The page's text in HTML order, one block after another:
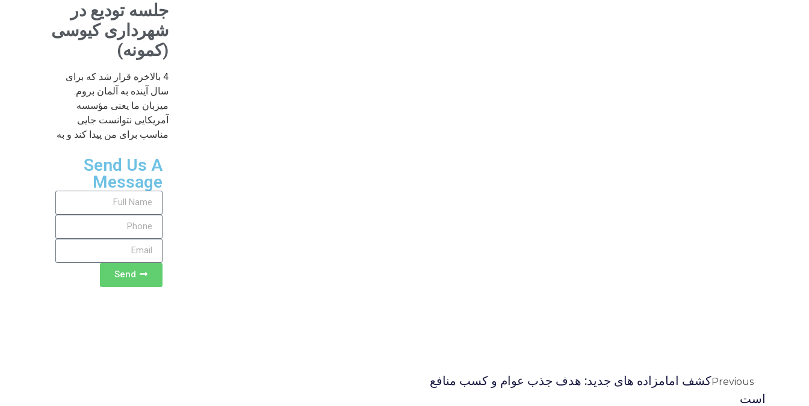
جلسه تودیع در
شهرداری کیوسی
(کمونه)
4 بالاخره قرار شد که برای
سال آینده به آلمان بروم.
میزبان ما یعنی مؤسسه
آمریکایی نتوانست جایی
مناسب برای من پیدا کند و به
Send Us A
Message
Send
Previousکشف امامزاده های جدید: هدف جذب عوام و کسب منافع
است